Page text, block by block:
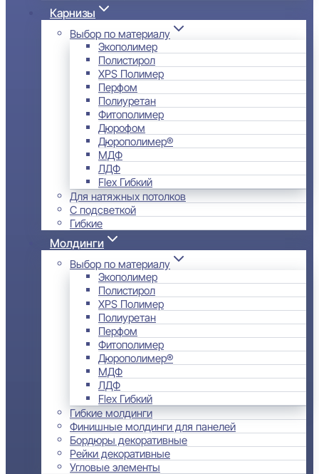
Карнизы
Выбор по материалу
Экополимер
Полистирол
XPS Полимер
Перфом
Полиуретан
Фитополимер
Дюрофом
Дюрополимер®
МДФ
ЛДФ
Flex Гибкий
Для натяжных потолков
С подсветкой
Гибкие
Молдинги
Выбор по материалу
Экополимер
Полистирол
XPS Полимер
Полиуретан
Перфом
Фитополимер
Дюрополимер®
МДФ
ЛДФ
Flex Гибкий
Гибкие молдинги
Финишные молдинги для панелей
Бордюры декоративные
Рейки декоративные
Угловые элементы